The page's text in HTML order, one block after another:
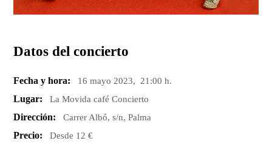
Datos del concierto
Fecha y hora: 16 mayo 2023, 21:00 h.
Lugar: La Movida café Concierto
Dirección: Carrer Albó, s/n, Palma
Precio: Desde 12 €